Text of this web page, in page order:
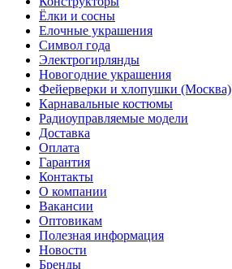
Ёлки и сосны
Елочные украшения
Символ года
Электрогирлянды
Новогодние украшения
Фейерверки и хлопушки (Москва)
Карнавальные костюмы
Радиоуправляемые модели
Доставка
Оплата
Гарантия
Контакты
О компании
Вакансии
Оптовикам
Полезная информация
Новости
Бренды